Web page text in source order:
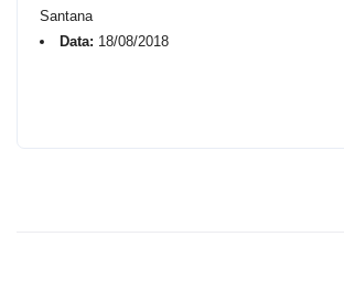
Santana
Data: 18/08/2018